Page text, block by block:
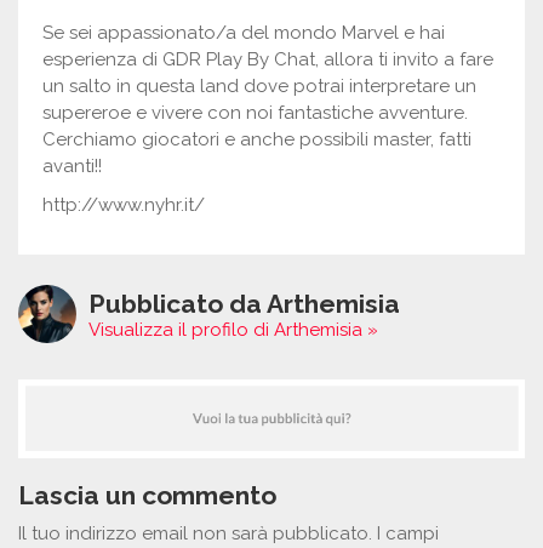
Se sei appassionato/a del mondo Marvel e hai
esperienza di GDR Play By Chat, allora ti invito a fare
un salto in questa land dove potrai interpretare un
supereroe e vivere con noi fantastiche avventure.
Cerchiamo giocatori e anche possibili master, fatti
avanti!!
http://www.nyhr.it/
Pubblicato da Arthemisia
Visualizza il profilo di Arthemisia »
Lascia un commento
Il tuo indirizzo email non sarà pubblicato. I campi